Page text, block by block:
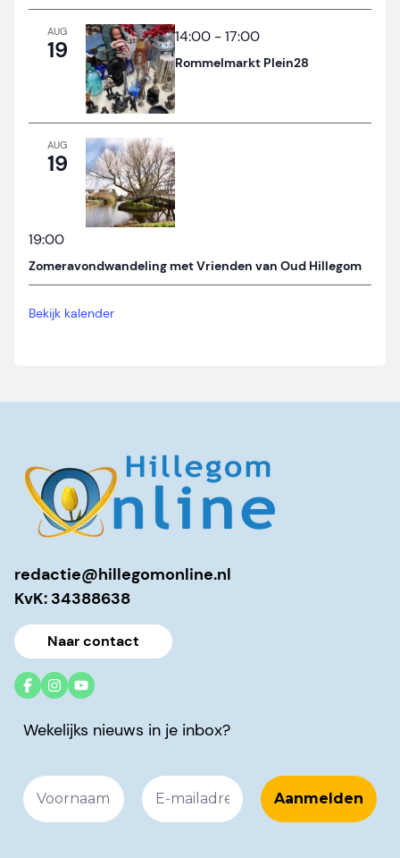
AUG
19 14:00 -17:00
Rommelmarkt Plein28
AUG
19
19:00
Zomeravondwandeling met Vrienden van Oud Hillegom
Bekijk kalender
redactie@hillegomonline.nl
KvK: 34388638
Naar contact
Wekelijks nieuws in je inbox?